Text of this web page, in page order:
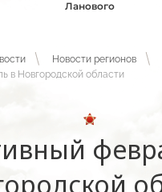
Ланового
Новости регионов
в Новгородской области